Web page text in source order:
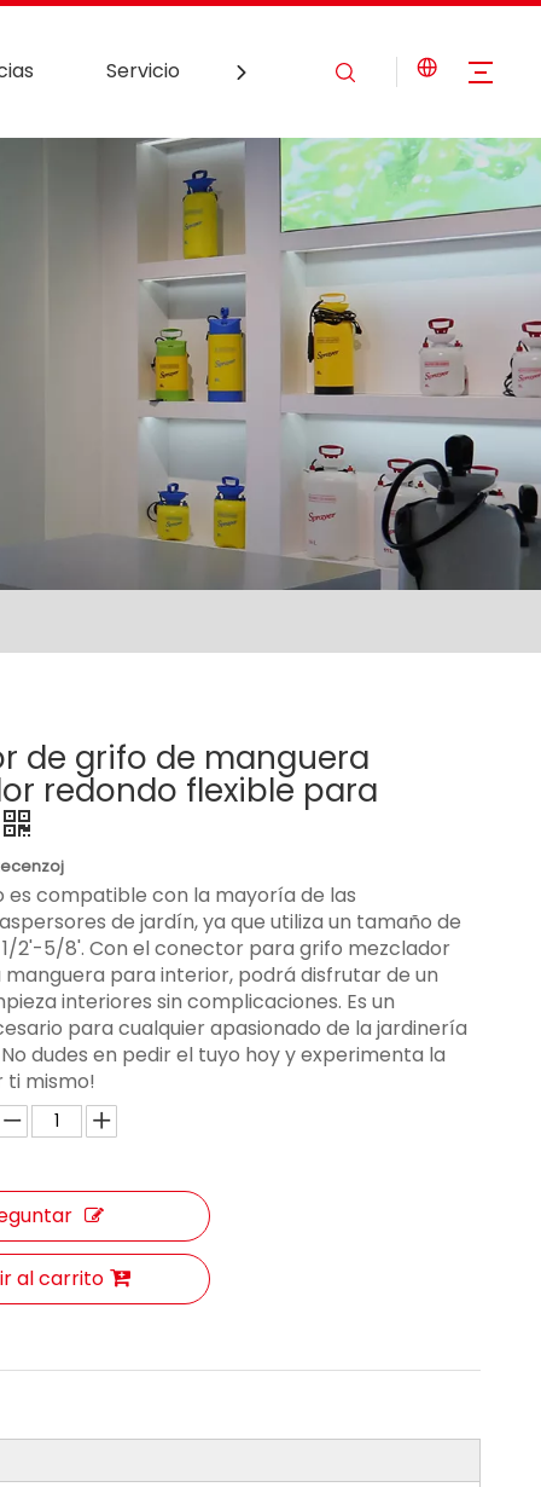
Servicio Contáctenos
de grifo de manguera
redondo flexible para
es compatible con la mayoría de las
de jardín, ya que utiliza un tamaño de
2'-5/8'. Con el conector para grifo mezclador
para interior, podrá disfrutar de un
interiores sin complicaciones. Es un
para cualquier apasionado de la jardinería
dudes en pedir el tuyo hoy y experimenta la
ti mismo!
al carrito